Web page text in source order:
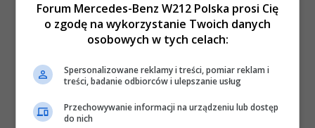
Forum Mercedes-Benz W212 Polska prosi Cię
o zgodę na wykorzystanie Twoich danych
osobowych w tych celach:
Spersonalizowane reklamy i treści, pomiar reklam i
treści, badanie odbiorców i ulepszanie usług
Przechowywanie informacji na urządzeniu lub dostęp
do nich